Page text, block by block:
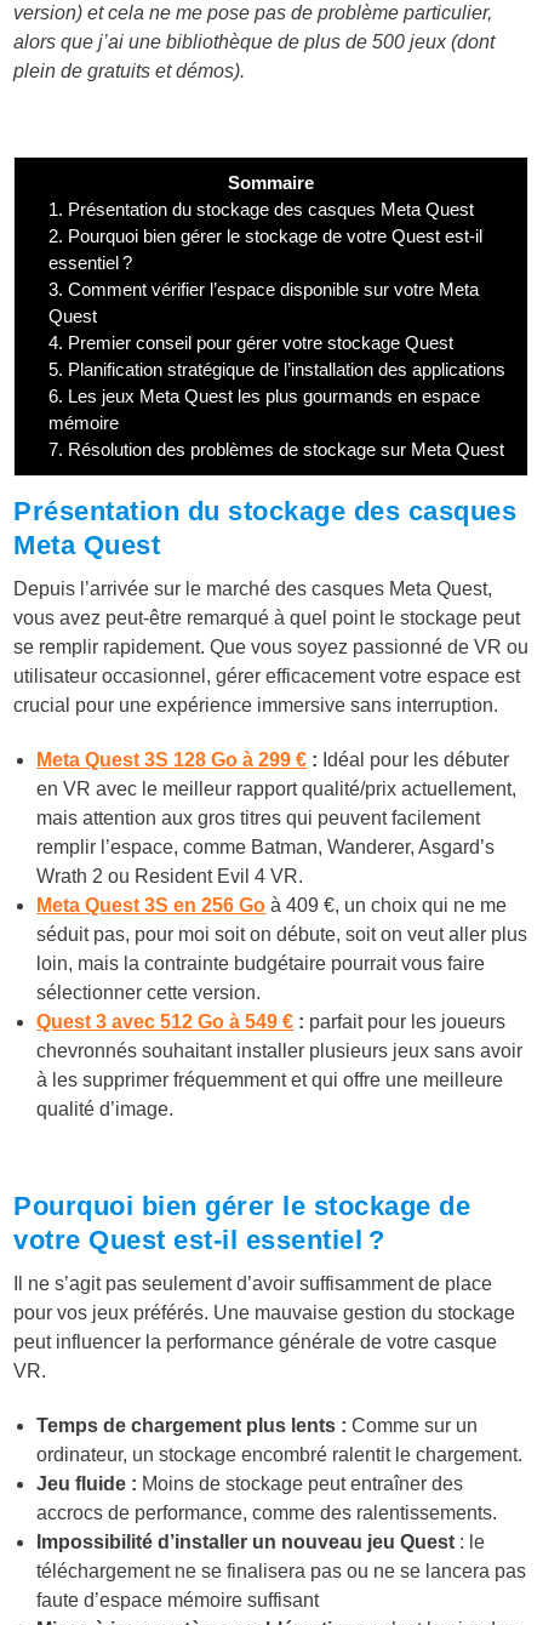
version) et cela ne me pose pas de problème particulier,
alors que j’ai une bibliothèque de plus de 500 jeux (dont
plein de gratuits et démos).
Sommaire
1. Présentation du stockage des casques Meta Quest
2. Pourquoi bien gérer le stockage de votre Quest est-il
essentiel ?
3. Comment vérifier l’espace disponible sur votre Meta
Quest
4. Premier conseil pour gérer votre stockage Quest
5. Planification stratégique de l’installation des applications
6. Les jeux Meta Quest les plus gourmands en espace
mémoire
7. Résolution des problèmes de stockage sur Meta Quest
Présentation du stockage des casques
Meta Quest
Depuis l’arrivée sur le marché des casques Meta Quest,
vous avez peut-être remarqué à quel point le stockage peut
se remplir rapidement. Que vous soyez passionné de VR ou
utilisateur occasionnel, gérer efficacement votre espace est
crucial pour une expérience immersive sans interruption.
Meta Quest 3S 128 Go à 299 € : Idéal pour les débuter
en VR avec le meilleur rapport qualité/prix actuellement,
mais attention aux gros titres qui peuvent facilement
remplir l’espace, comme Batman, Wanderer, Asgard’s
Wrath 2 ou Resident Evil 4 VR.
Meta Quest 3S en 256 Go à 409 €, un choix qui ne me
séduit pas, pour moi soit on débute, soit on veut aller plus
loin, mais la contrainte budgétaire pourrait vous faire
sélectionner cette version.
Quest 3 avec 512 Go à 549 € : parfait pour les joueurs
chevronnés souhaitant installer plusieurs jeux sans avoir
à les supprimer fréquemment et qui offre une meilleure
qualité d’image.
Pourquoi bien gérer le stockage de
votre Quest est-il essentiel ?
Il ne s’agit pas seulement d’avoir suffisamment de place
pour vos jeux préférés. Une mauvaise gestion du stockage
peut influencer la performance générale de votre casque
VR.
Temps de chargement plus lents :Comme sur un
ordinateur, un stockage encombré ralentit le chargement.
Jeu fluide : Moins de stockage peut entraîner des
accrocs de performance, comme des ralentissements.
Impossibilité d’installer un nouveau jeu Quest : le
téléchargement ne se finalisera pas ou ne se lancera pas
faute d’espace mémoire suffisant